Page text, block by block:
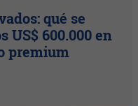
qué se
US$ 600.000 en
premium